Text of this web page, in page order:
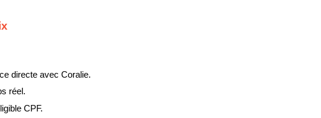
directe avec Coralie.
réel.
CPF.